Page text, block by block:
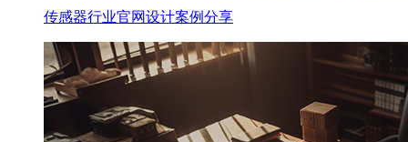
传感器行业官网设计案例分享